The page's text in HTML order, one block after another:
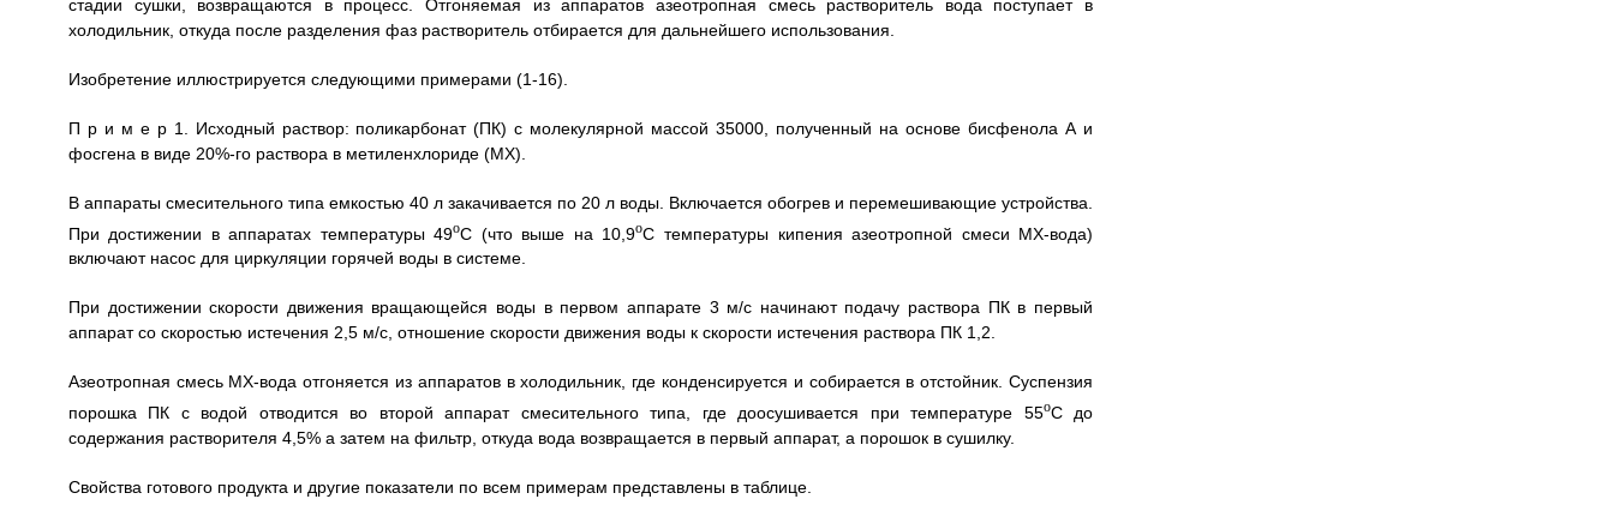
стадии сушки, возвращаются в процесс. Отгоняемая из аппаратов азеотропная смесь растворитель вода поступает в
холодильник, откуда после разделения фаз растворитель отбирается для дальнейшего использования.
Изобретение иллюстрируется следующими примерами (1-16).
П р и м е р 1. Исходный раствор: поликарбонат (ПК) с молекулярной массой 35000, полученный на основе бисфенола А и
фосгена в виде 20%-го раствора в метиленхлориде (МХ).
В аппараты смесительного типа емкостью 40 л закачивается по 20 л воды. Включается обогрев и перемешивающие устройства.
При достижении в аппаратах температуры 49оС (что выше на 10,9оС температуры кипения азеотропной смеси МХ-вода)
включают насос для циркуляции горячей воды в системе.
При достижении скорости движения вращающейся воды в первом аппарате 3 м/с начинают подачу раствора ПК в первый
аппарат со скоростью истечения 2,5 м/с, отношение скорости движения воды к скорости истечения раствора ПК 1,2.
Азеотропная смесь МХ-вода отгоняется из аппаратов в холодильник, где конденсируется и собирается в отстойник. Суспензия
порошка ПК с водой отводится во второй аппарат смесительного типа, где доосушивается при температуре 55оС до
содержания растворителя 4,5% а затем на фильтр, откуда вода возвращается в первый аппарат, а порошок в сушилку.
Свойства готового продукта и другие показатели по всем примерам представлены в таблице.